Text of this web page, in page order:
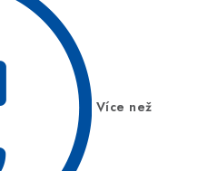
Více než